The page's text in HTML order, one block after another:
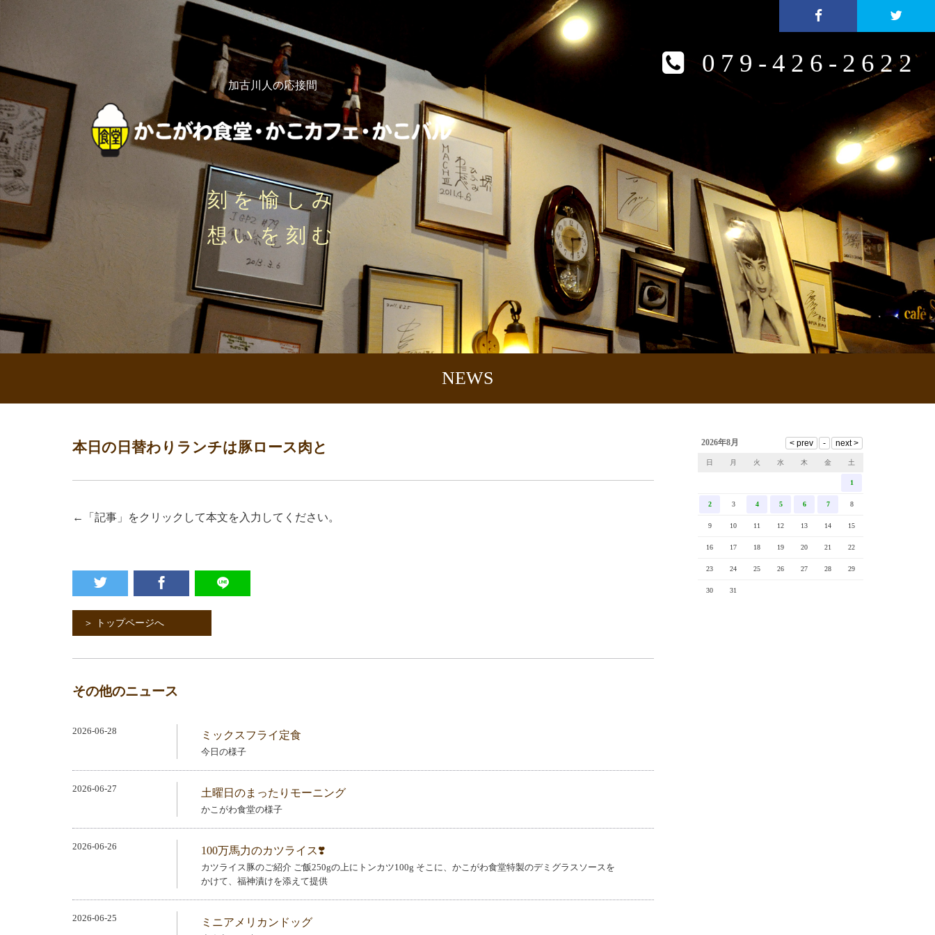
加古川人の応接間
刻を愉しみ
想いを刻む
079-426-2622
NEWS
本日の日替わりランチは豚ロース肉と
←「記事」をクリックして本文を入力してください。
＞ トップページへ
2026年8月
日 月 火 水 木 金 土
1
2 3 4 5 6 7 8
9 10 11 12 13 14 15
16 17 18 19 20 21 22
23 24 25 26 27 28 29
30 31
その他のニュース
2026-06-28 ミックスフライ定食
今日の様子
2026-06-27 土曜日のまったりモーニング
かこがわ食堂の様子
2026-06-26 100万馬力のカツライス❣️
カツライス豚のご紹介 ご飯250gの上にトンカツ100g そこに、かこがわ食堂特製のデミグラスソースを
かけて、福神漬けを添えて提供
2026-06-25 ミニアメリカンドッグ